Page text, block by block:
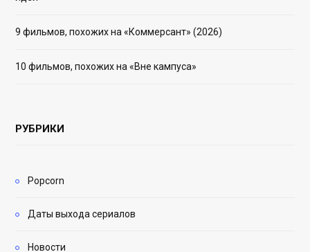
9 фильмов, похожих на «Коммерсант» (2026)
10 фильмов, похожих на «Вне кампуса»
РУБРИКИ
Popcorn
Даты выхода сериалов
Новости